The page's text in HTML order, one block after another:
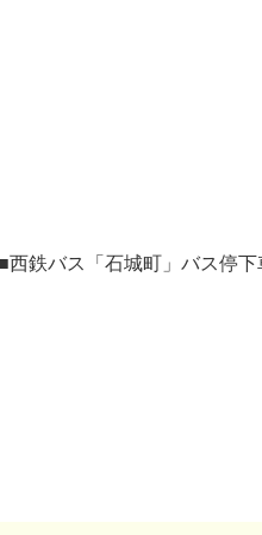
鉄バス「石城町」バス停